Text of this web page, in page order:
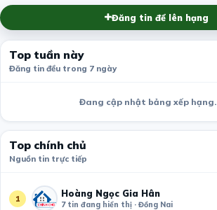
Đăng tin để lên hạng
Top tuần này
Đăng tin đều trong 7 ngày
Đang cập nhật bảng xếp hạng.
Top chính chủ
Nguồn tin trực tiếp
1 Hoàng Ngọc Gia Hân
7 tin đang hiển thị · Đồng Nai